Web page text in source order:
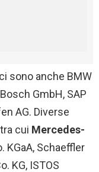
sono anche BMW
GmbH, SAP
AG. Diverse
cui Mercedes-
KGaA, Schaeffler
KG, ISTOS